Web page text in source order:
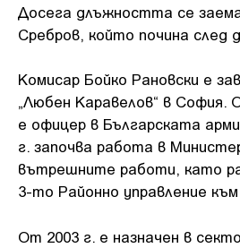
Досега длъжността се
Сребров, който почина след
Комисар Бойко Рановски е
„Любен Каравелов“ в София.
е офицер в Българската
г. започва работа в
вътрешните работи, като
3-то Районно управление
От 2003 г. е назначен в